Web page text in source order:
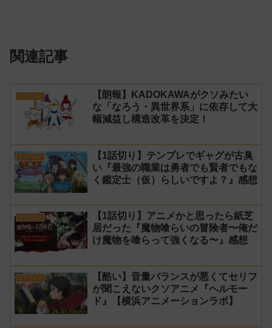
関連記事
クソアニメ
【朗報】KADOKAWAがクソみたい
な「なろう・異世界系」に依存して大
幅減益し構造改革を決定！
クソアニメ
【1話切り】テンプレでギャグが古臭
い『最強の職業は勇者でも賢者でもな
く鑑定士（仮）らしいですよ？』感想
クソアニメ
【1話切り】アニメかと思ったら紙芝
居だった『魔物喰らいの冒険者〜俺だ
け魔物を喰らって強くなる〜』感想
クソアニメ
【酷い】音量バランスが悪くてセリフ
が聞こえないクソアニメ『ヘルモー
ド』【横浜アニメーションラボ】